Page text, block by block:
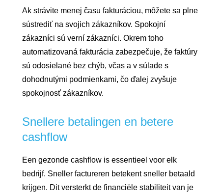
Ak strávite menej času fakturáciou, môžete sa plne
sústrediť na svojich zákazníkov. Spokojní
zákazníci sú verní zákazníci. Okrem toho
automatizovaná fakturácia zabezpečuje, že faktúry
sú odosielané bez chýb, včas a v súlade s
dohodnutými podmienkami, čo ďalej zvyšuje
spokojnosť zákazníkov.
Snellere betalingen en betere
cashflow
Een gezonde cashflow is essentieel voor elk
bedrijf. Sneller factureren betekent sneller betaald
krijgen. Dit versterkt de financiële stabiliteit van je